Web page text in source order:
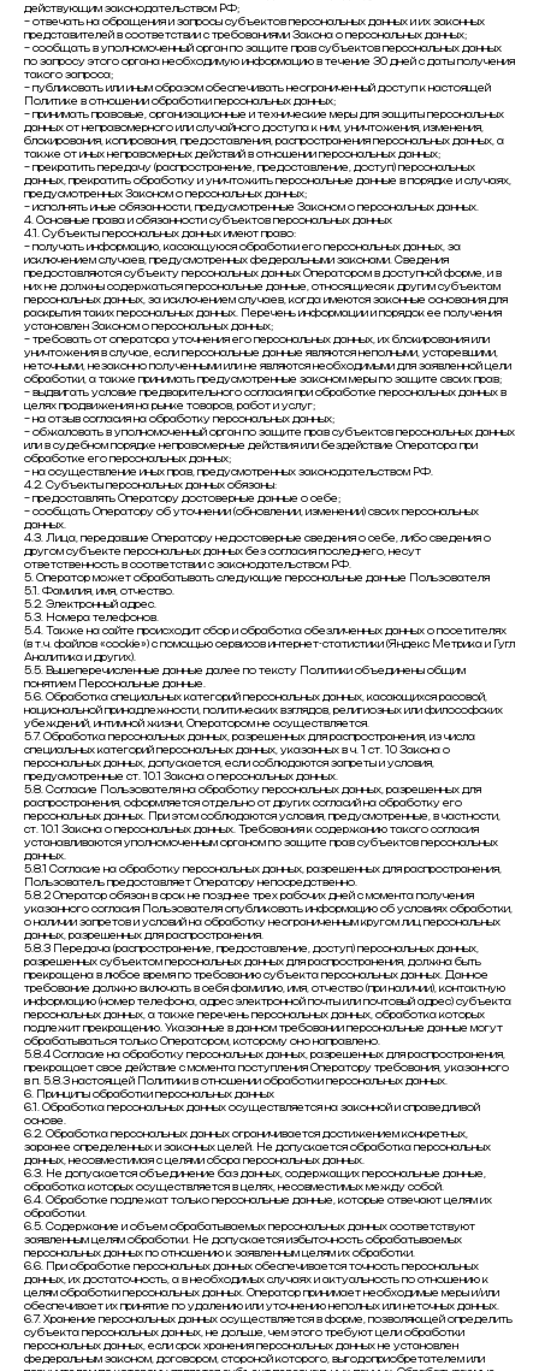
действующим законодательством РФ;
– отвечать на обращения и запросы субъектов персональных данных и их законных
представителей в соответствии с требованиями Закона о персональных данных;
– сообщать в уполномоченный орган по защите прав субъектов персональных данных
по запросу этого органа необходимую информацию в течение 30 дней с даты получения
такого запроса;
– публиковать или иным образом обеспечивать неограниченный доступ к настоящей
Политике в отношении обработки персональных данных;
– принимать правовые, организационные и технические меры для защиты персональных
данных от неправомерного или случайного доступа к ним, уничтожения, изменения,
блокирования, копирования, предоставления, распространения персональных данных, а
также от иных неправомерных действий в отношении персональных данных;
– прекратить передачу (распространение, предоставление, доступ) персональных
данных, прекратить обработку и уничтожить персональные данные в порядке и случаях,
предусмотренных Законом о персональных данных;
– исполнять иные обязанности, предусмотренные Законом о персональных данных.
4. Основные права и обязанности субъектов персональных данных
4.1. Субъекты персональных данных имеют право:
– получать информацию, касающуюся обработки его персональных данных, за
исключением случаев, предусмотренных федеральными законами. Сведения
предоставляются субъекту персональных данных Оператором в доступной форме, и в
них не должны содержаться персональные данные, относящиеся к другим субъектам
персональных данных, за исключением случаев, когда имеются законные основания для
раскрытия таких персональных данных. Перечень информации и порядок ее получения
установлен Законом о персональных данных;
– требовать от оператора уточнения его персональных данных, их блокирования или
уничтожения в случае, если персональные данные являются неполными, устаревшими,
неточными, незаконно полученными или не являются необходимыми для заявленной цели
обработки, а также принимать предусмотренные законом меры по защите своих прав;
– выдвигать условие предварительного согласия при обработке персональных данных в
целях продвижения на рынке товаров, работ и услуг;
– на отзыв согласия на обработку персональных данных;
– обжаловать в уполномоченный орган по защите прав субъектов персональных данных
или в судебном порядке неправомерные действия или бездействие Оператора при
обработке его персональных данных;
– на осуществление иных прав, предусмотренных законодательством РФ.
4.2. Субъекты персональных данных обязаны:
– предоставлять Оператору достоверные данные о себе;
– сообщать Оператору об уточнении (обновлении, изменении) своих персональных
данных.
4.3. Лица, передавшие Оператору недостоверные сведения о себе, либо сведения о
другом субъекте персональных данных без согласия последнего, несут
ответственность в соответствии с законодательством РФ.
5. Оператор может обрабатывать следующие персональные данные Пользователя
5.1. Фамилия, имя, отчество.
5.2. Электронный адрес.
5.3. Номера телефонов.
5.4. Также на сайте происходит сбор и обработка обезличенных данных о посетителях
(в т.ч. файлов «cookie») с помощью сервисов интернет-статистики (Яндекс Метрика и Гугл
Аналитика и других).
5.5. Вышеперечисленные данные далее по тексту Политики объединены общим
понятием Персональные данные.
5.6. Обработка специальных категорий персональных данных, касающихся расовой,
национальной принадлежности, политических взглядов, религиозных или философских
убеждений, интимной жизни, Оператором не осуществляется.
5.7. Обработка персональных данных, разрешенных для распространения, из числа
специальных категорий персональных данных, указанных в ч. 1 ст. 10 Закона о
персональных данных, допускается, если соблюдаются запреты и условия,
предусмотренные ст. 10.1 Закона о персональных данных.
5.8. Согласие Пользователя на обработку персональных данных, разрешенных для
распространения, оформляется отдельно от других согласий на обработку его
персональных данных. При этом соблюдаются условия, предусмотренные, в частности,
ст. 10.1 Закона о персональных данных. Требования к содержанию такого согласия
устанавливаются уполномоченным органом по защите прав субъектов персональных
данных.
5.8.1 Согласие на обработку персональных данных, разрешенных для распространения,
Пользователь предоставляет Оператору непосредственно.
5.8.2 Оператор обязан в срок не позднее трех рабочих дней с момента получения
указанного согласия Пользователя опубликовать информацию об условиях обработки,
о наличии запретов и условий на обработку неограниченным кругом лиц персональных
данных, разрешенных для распространения.
5.8.3 Передача (распространение, предоставление, доступ) персональных данных,
разрешенных субъектом персональных данных для распространения, должна быть
прекращена в любое время по требованию субъекта персональных данных. Данное
требование должно включать в себя фамилию, имя, отчество (при наличии), контактную
информацию (номер телефона, адрес электронной почты или почтовый адрес) субъекта
персональных данных, а также перечень персональных данных, обработка которых
подлежит прекращению. Указанные в данном требовании персональные данные могут
обрабатываться только Оператором, которому оно направлено.
5.8.4 Согласие на обработку персональных данных, разрешенных для распространения,
прекращает свое действие с момента поступления Оператору требования, указанного
в п. 5.8.3 настоящей Политики в отношении обработки персональных данных.
6. Принципы обработки персональных данных
6.1. Обработка персональных данных осуществляется на законной и справедливой
основе.
6.2. Обработка персональных данных ограничивается достижением конкретных,
заранее определенных и законных целей. Не допускается обработка персональных
данных, несовместимая с целями сбора персональных данных.
6.3. Не допускается объединение баз данных, содержащих персональные данные,
обработка которых осуществляется в целях, несовместимых между собой.
6.4. Обработке подлежат только персональные данные, которые отвечают целям их
обработки.
6.5. Содержание и объем обрабатываемых персональных данных соответствуют
заявленным целям обработки. Не допускается избыточность обрабатываемых
персональных данных по отношению к заявленным целям их обработки.
6.6. При обработке персональных данных обеспечивается точность персональных
данных, их достаточность, а в необходимых случаях и актуальность по отношению к
целям обработки персональных данных. Оператор принимает необходимые меры и/или
обеспечивает их принятие по удалению или уточнению неполных или неточных данных.
6.7. Хранение персональных данных осуществляется в форме, позволяющей определить
субъекта персональных данных, не дольше, чем этого требуют цели обработки
персональных данных, если срок хранения персональных данных не установлен
федеральным законом, договором, стороной которого, выгодоприобретателем или